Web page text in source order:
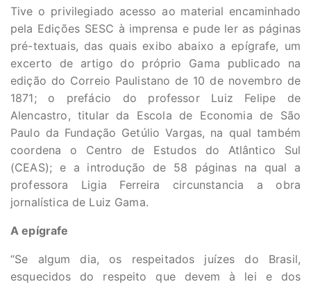
Tive o privilegiado acesso ao material encaminhado
pela Edições SESC à imprensa e pude ler as páginas
pré-textuais, das quais exibo abaixo a epígrafe, um
excerto de artigo do próprio Gama publicado na
edição do Correio Paulistano de 10 de novembro de
1871; o prefácio do professor Luiz Felipe de
Alencastro, titular da Escola de Economia de São
Paulo da Fundação Getúlio Vargas, na qual também
coordena o Centro de Estudos do Atlântico Sul
(CEAS); e a introdução de 58 páginas na qual a
professora Ligia Ferreira circunstancia a obra
jornalística de Luiz Gama.
A epígrafe
“Se algum dia, os respeitados juízes do Brasil,
esquecidos do respeito que devem à lei e dos